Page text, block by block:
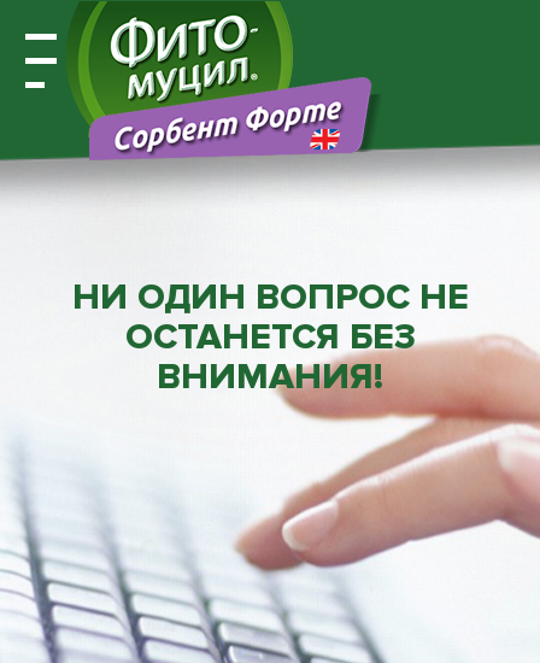
Открыть
навигацию
НИ ОДИН ВОПРОС НЕ
ОСТАНЕТСЯ БЕЗ
ВНИМАНИЯ!